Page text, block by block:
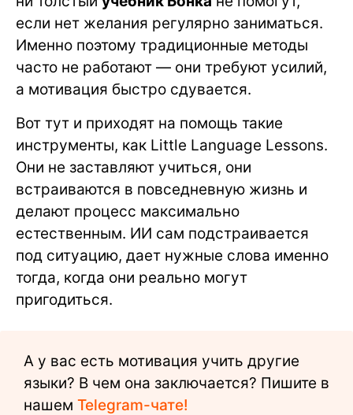
если нет желания регулярно заниматься.
Именно поэтому традиционные методы
часто не работают — они требуют усилий,
а мотивация быстро сдувается.
Вот тут и приходят на помощь такие
инструменты, как Little Language Lessons.
Они не заставляют учиться, они
встраиваются в повседневную жизнь и
делают процесс максимально
естественным. ИИ сам подстраивается
под ситуацию, дает нужные слова именно
тогда, когда они реально могут
пригодиться.
А у вас есть мотивация учить другие
языки? В чем она заключается? Пишите в
нашем Telegram-чате!